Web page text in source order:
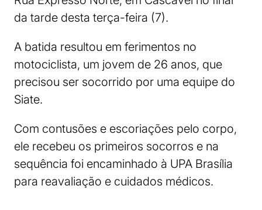
da tarde desta terça-feira (7).
A batida resultou em ferimentos no
motociclista, um jovem de 26 anos, que
precisou ser socorrido por uma equipe do
Siate.
Com contusões e escoriações pelo corpo,
ele recebeu os primeiros socorros e na
sequência foi encaminhado à UPA Brasília
para reavaliação e cuidados médicos.